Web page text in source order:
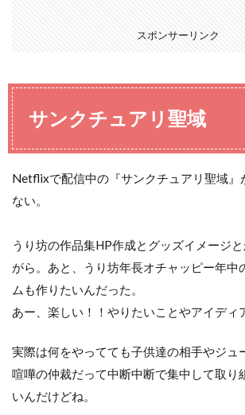
スポンサーリンク
サンクチュアリ聖域
Netflixで配信中の『サンクチュアリ聖域』
ない。
うり坊の作品集HP作成とグッズイメージ
がら。あと、うり坊年長オチャッピー年中
ムも作りたいんだった。
あー、楽しい！！やりたいことやアイディ
実際は何をやってても子供達の相手やジュ
喧嘩の仲裁だって中断中断で集中して取り
いんだけどね。